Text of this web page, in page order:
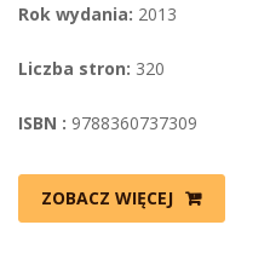
Rok wydania: 2013
Liczba stron: 320
ISBN : 9788360737309
ZOBACZ WIĘCEJ